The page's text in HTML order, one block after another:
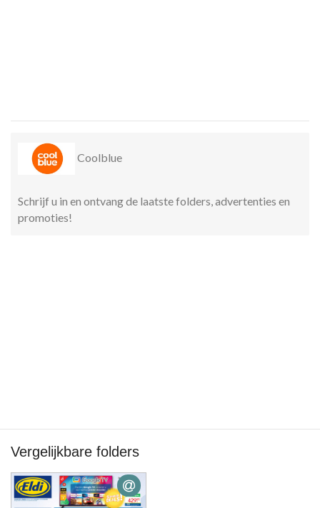
Coolblue
Schrijf u in en ontvang de laatste folders, advertenties en
promoties!
Vergelijkbare folders